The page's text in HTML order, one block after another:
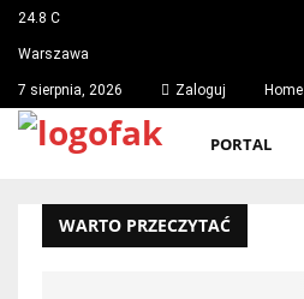
24.8 C
Warszawa
7 sierpnia, 2026 Zaloguj Home
PORTAL
WARTO PRZECZYTAĆ